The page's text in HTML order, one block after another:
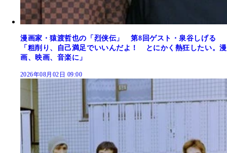
漫画家・猿渡哲也の「烈侠伝」 第8回ゲスト・泉谷しげる
「粗削り、自己満足でいいんだよ！ とにかく熱狂したい。漫
画、映画、音楽に」
2026年08月02日 09:00